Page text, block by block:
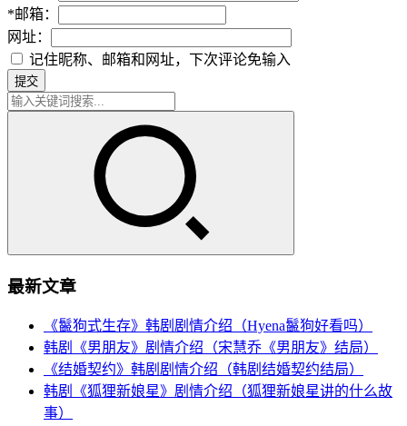
*邮箱：
网址：
记住昵称、邮箱和网址，下次评论免输入
提交
最新文章
《鬣狗式生存》韩剧剧情介绍（Hyena鬣狗好看吗）
韩剧《男朋友》剧情介绍（宋慧乔《男朋友》结局）
《结婚契约》韩剧剧情介绍（韩剧结婚契约结局）
韩剧《狐狸新娘星》剧情介绍（狐狸新娘星讲的什么故
事）